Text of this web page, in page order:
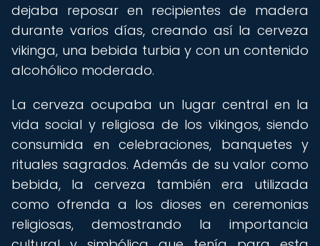
dejaba reposar en recipientes de madera
durante varios días, creando así la cerveza
vikinga, una bebida turbia y con un contenido
alcohólico moderado.
La cerveza ocupaba un lugar central en la
vida social y religiosa de los vikingos, siendo
consumida en celebraciones, banquetes y
rituales sagrados. Además de su valor como
bebida, la cerveza también era utilizada
como ofrenda a los dioses en ceremonias
religiosas, demostrando la importancia